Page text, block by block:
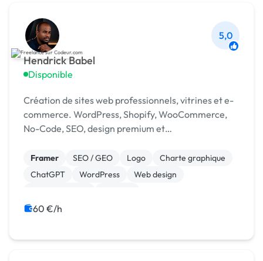
Hendrick Babel
Disponible
5,0
Création de sites web professionnels, vitrines et e-
commerce. WordPress, Shopify, WooCommerce,
No-Code, SEO, design premium et
indépendants.
Framer SEO / GEO Logo
Charte graphique
ChatGPT
WordPress
Web design
Migration ou refonte de site
60 €/h